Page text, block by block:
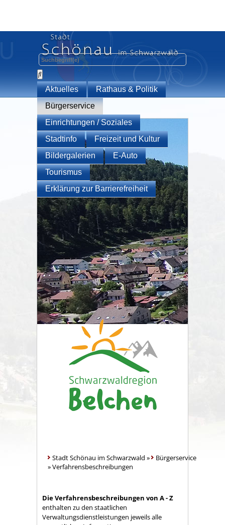
Aktuelles
Rathaus & Politik
Bürgerservice
Einrichtungen / Soziales
Stadtinfo
Freizeit und Kultur
Bildergalerien
E-Auto
Tourismus
Erklärung zur Barrierefreiheit
Stadt Schönau im Schwarzwald »
Bürgerservice
»Verfahrensbeschreibungen
Die Verfahrensbeschreibungen von A - Z
enthalten zu den staatlichen
Verwaltungsdienstleistungen jeweils alle